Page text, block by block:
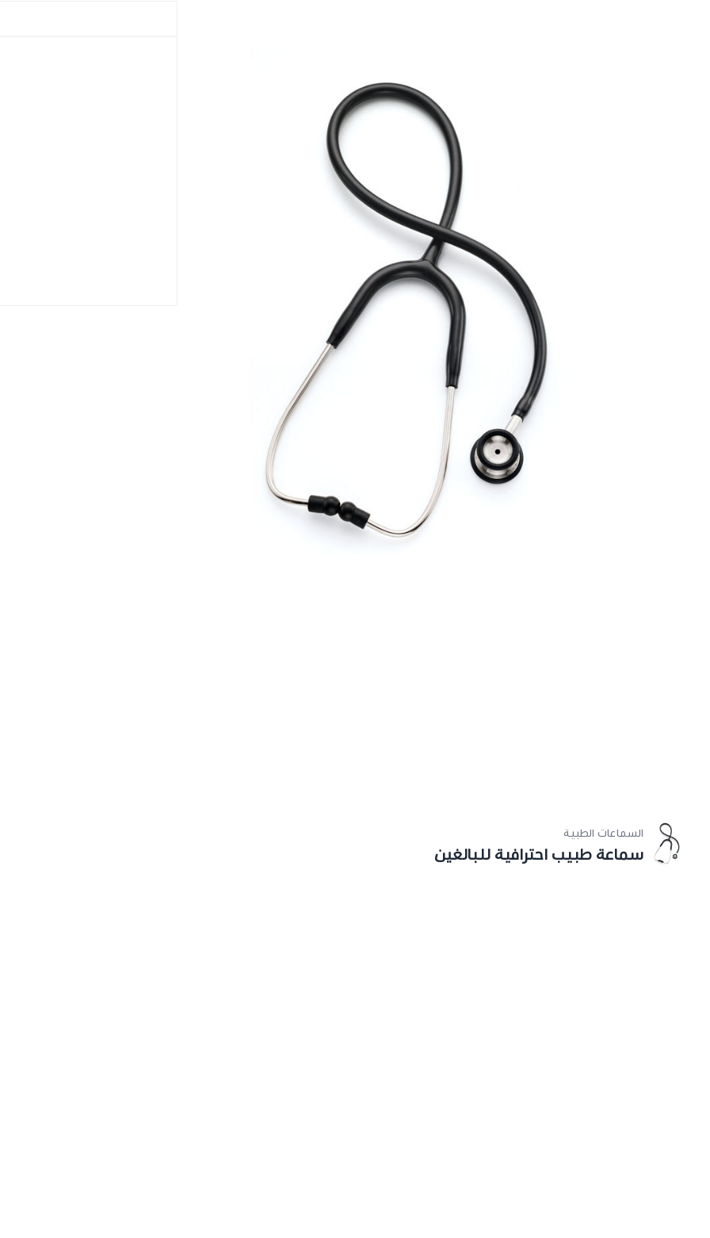
السماعات الطبية
سماعة طبيب احترافية للبالغين